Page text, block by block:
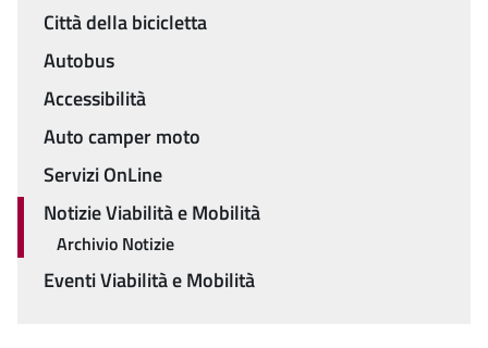
Città della bicicletta
Autobus
Accessibilità
Auto camper moto
Servizi OnLine
Notizie Viabilità e Mobilità
Archivio Notizie
Eventi Viabilità e Mobilità